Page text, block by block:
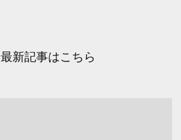
最新記事はこちら